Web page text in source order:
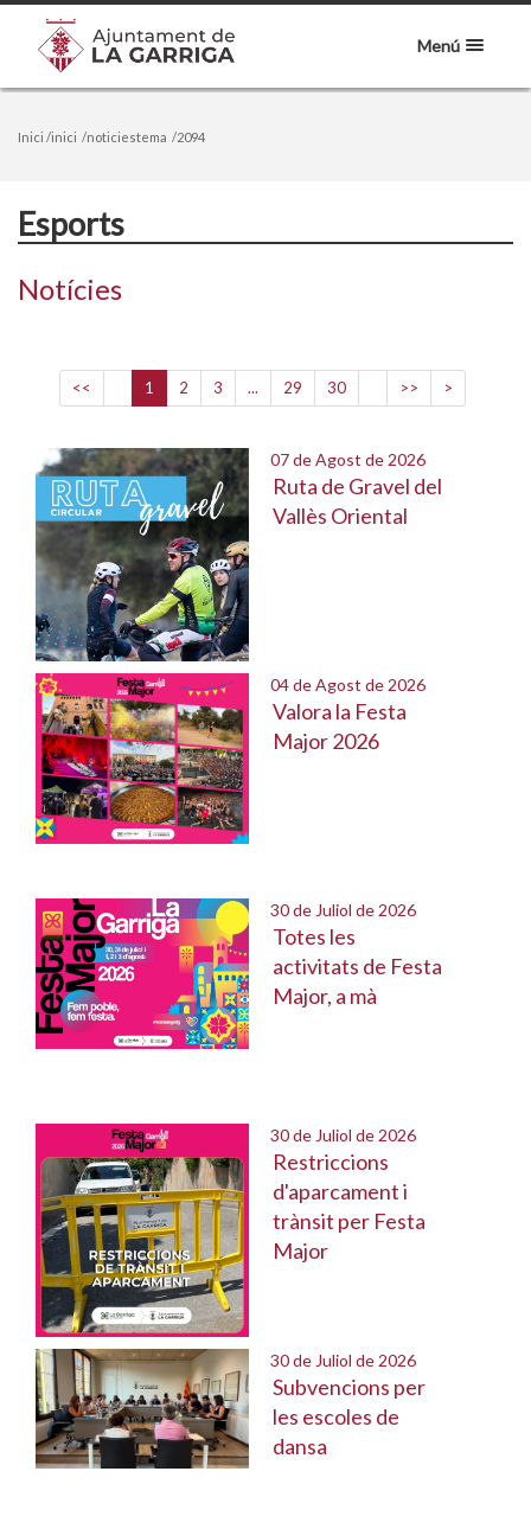
Menú
Inici /inici /noticiestema /2094
Esports
Notícies
<< 1 2 3 ... 29 30 >> >
07 de Agost de 2026
Ruta de Gravel del
Vallès Oriental
04 de Agost de 2026
Valora la Festa
Major 2026
30 de Juliol de 2026
Totes les
activitats de Festa
Major, a mà
30 de Juliol de 2026
Restriccions
d'aparcament i
trànsit per Festa
Major
30 de Juliol de 2026
Subvencions per
les escoles de
dansa